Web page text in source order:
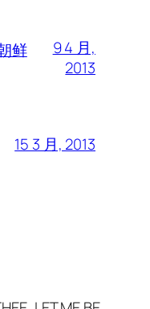
鲜
9 4 月,
2013
15 3 月, 2013